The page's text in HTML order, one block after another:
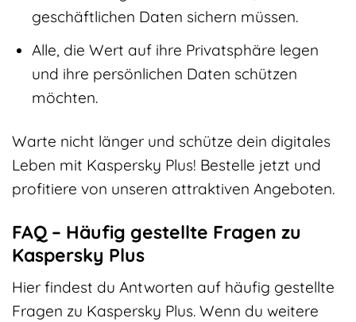
geschäftlichen Daten sichern müssen.
Alle, die Wert auf ihre Privatsphäre legen
und ihre persönlichen Daten schützen
möchten.
Warte nicht länger und schütze dein digitales
Leben mit Kaspersky Plus! Bestelle jetzt und
profitiere von unseren attraktiven Angeboten.
FAQ – Häufig gestellte Fragen zu
Kaspersky Plus
Hier findest du Antworten auf häufig gestellte
Fragen zu Kaspersky Plus. Wenn du weitere